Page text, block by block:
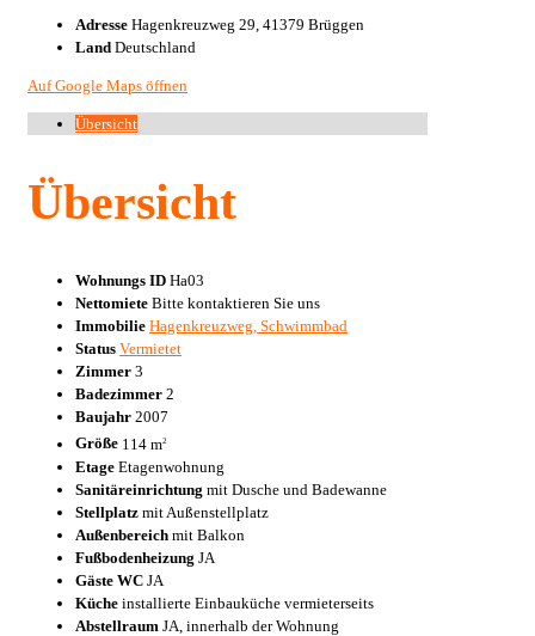
Adresse Hagenkreuzweg 29, 41379 Brüggen
Land Deutschland
Auf Google Maps öffnen
Übersicht
Übersicht
Wohnungs ID Ha03
Nettomiete Bitte kontaktieren Sie uns
Immobilie Hagenkreuzweg, Schwimmbad
Status Vermietet
Zimmer 3
Badezimmer 2
Baujahr 2007
Größe 114 m2
Etage Etagenwohnung
Sanitäreinrichtung mit Dusche und Badewanne
Stellplatz mit Außenstellplatz
Außenbereich mit Balkon
Fußbodenheizung JA
Gäste WC JA
Küche installierte Einbauküche vermieterseits
Abstellraum JA, innerhalb der Wohnung